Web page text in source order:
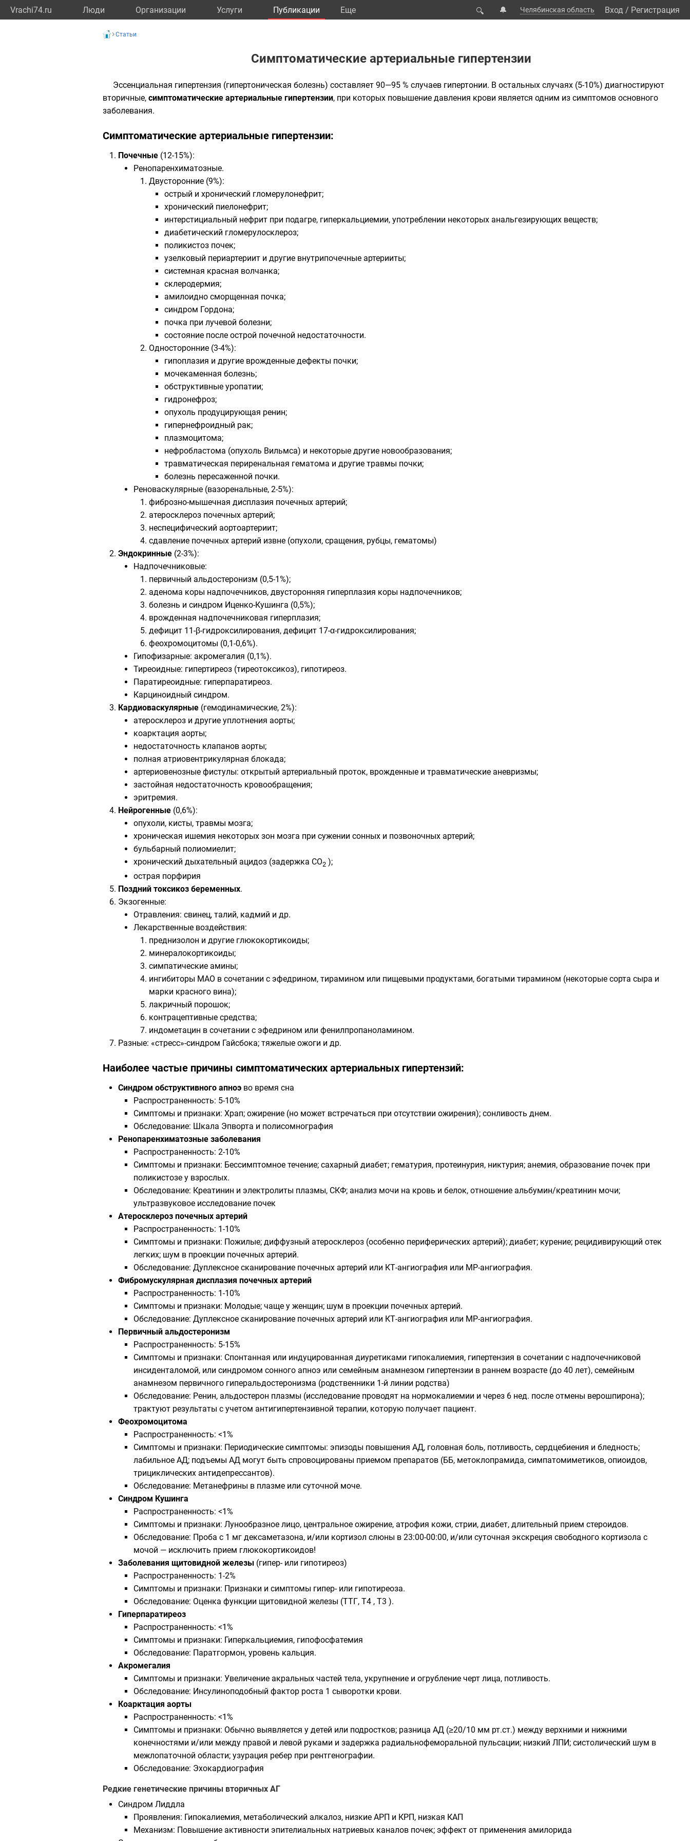
Vrachi74.ru Люди Организации Услуги Публикации Eще 🔍 🔔 Челябинская область Вход / Регистрация
Статьи
Симптоматические артериальные гипертензии
Эссенциальная гипертензия (гипертоническая болезнь) составляет 90—95 % случаев гипертонии. В остальных случаях (5-10%) диагностируют
вторичные, симптоматические артериальные гипертензии, при которых повышение давления крови является одним из симптомов основного
заболевания.
​Симптоматические артериальные гипертензии:
Почечные (12-15%):
Ренопаренхиматозные.
Двусторонние (9%):
острый и хронический гломерулонефрит;
хронический пиелонефрит;
интерстициальный нефрит при подагре, гиперкальциемии, употреблении некоторых анальгезирующих веществ;
диабетический гломерулосклероз;
поликистоз почек;
узелковый периартериит и другие внутрипочечные артерииты;
системная красная волчанка;
склеродермия;
амилоидно сморщенная почка;
синдром Гордона;
почка при лучевой болезни;
состояние после острой почечной недостаточности.
Односторонние (3-4%):
гипоплазия и другие врожденные дефекты почки;
мочекаменная болезнь;
обструктивные уропатии;
гидронефроз;
опухоль продуцирующая ренин;
гипернефроидный рак;
плазмоцитома;
нефробластома (опухоль Вильмса) и некоторые другие новообразования;
травматическая периренальная гематома и другие травмы почки;
болезнь пересаженной почки.
Реноваскулярные (вазоренальные, 2-5%):
фиброзно-мышечная дисплазия почечных артерий;
атеросклероз почечных артерий;
неспецифический аортоартериит;
сдавление почечных артерий извне (опухоли, сращения, рубцы, гематомы)
Эндокринные (2-3%):
Надпочечниковые:
первичный альдостеронизм (0,5-1%);
аденома коры надпочечников, двусторонняя гиперплазия коры надпочечников;
болезнь и синдром Иценко-Кушинга (0,5%);
врожденная надпочечниковая гиперплазия;
дефицит 11-β-гидроксилирования, дефицит 17-α-гидроксилирования;
феохромоцитомы (0,1-0,6%).
Гипофизарные: акромегалия (0,1%).
Тиреоидные: гипертиреоз (тиреотоксикоз), гипотиреоз.
Паратиреоидные: гиперпаратиреоз.
Карциноидный синдром.
Кардиоваскулярные (гемодинамические, 2%):
атеросклероз и другие уплотнения аорты;
коарктация аорты;
недостаточность клапанов аорты;
полная атриовентрикулярная блокада;
артериовенозные фистулы: открытый артериальный проток, врожденные и травматические аневризмы;
застойная недостаточность кровообращения;
эритремия.
Нейрогенные (0,6%):
опухоли, кисты, травмы мозга;
хроническая ишемия некоторых зон мозга при сужении сонных и позвоночных артерий;
бульбарный полиомиелит;
хронический дыхательный ацидоз (задержка CO2 );
острая порфирия
Поздний токсикоз беременных.
Экзогенные:
Отравления: свинец, талий, кадмий и др.
Лекарственные воздействия:
преднизолон и другие глюкокортикоиды;
минералокортикоиды;
симпатические амины;
ингибиторы МАО в сочетании с эфедрином, тирамином или пищевыми продуктами, богатыми тирамином (некоторые сорта сыра и
марки красного вина);
лакричный порошок;
контрацептивные средства;
индометацин в сочетании с эфедрином или фенилпропаноламином.
Разные: «стресс»-синдром Гайсбока; тяжелые ожоги и др.
Наиболее частые причины симптоматических артериальных гипертензий:
Синдром обструктивного апноэ во время сна
Распространенность: 5-10%
Симптомы и признаки: Храп; ожирение (но может встречаться при отсутствии ожирения); сонливость днем.
Обследование: Шкала Эпворта и полисомнография
Ренопаренхиматозные заболевания
Распространенность: 2-10%
Симптомы и признаки: Бессимптомное течение; сахарный диабет; гематурия, протеинурия, никтурия; анемия, образование почек при
поликистозе у взрослых.
Обследование: Креатинин и электролиты плазмы, СКФ; анализ мочи на кровь и белок, отношение альбумин/креатинин мочи;
ультразвуковое исследование почек
Атеросклероз почечных артерий
Распространенность: 1-10%
Симптомы и признаки: Пожилые; диффузный атеросклероз (особенно периферических артерий); диабет; курение; рецидивирующий отек
легких; шум в проекции почечных артерий.
Обследование: Дуплексное сканирование почечных артерий или КТ-ангиография или МР-ангиография.
Фибромускулярная дисплазия почечных артерий
Распространенность: 1-10%
Симптомы и признаки: Молодые; чаще у женщин; шум в проекции почечных артерий.
Обследование: Дуплексное сканирование почечных артерий или КТ-ангиография или МР-ангиография.
Первичный альдостеронизм
Распространенность: 5-15%
Симптомы и признаки: Спонтанная или индуцированная диуретиками гипокалиемия, гипертензия в сочетании с надпочечниковой
инсиденталомой, или синдромом сонного апноэ или семейным анамнезом гипертензии в раннем возрасте (до 40 лет), семейным
анамнезом первичного гиперальдостеронизма (родственники 1-й линии родства)
Обследование: Ренин, альдостерон плазмы (исследование проводят на нормокалиемии и через 6 нед. после отмены верошпирона);
трактуют результаты с учетом антигипертензивной терапии, которую получает пациент.
Феохромоцитома
Распространенность: <1%
Симптомы и признаки: Периодические симптомы: эпизоды повышения АД, головная боль, потливость, сердцебиения и бледность;
лабильное АД; подъемы АД могут быть спровоцированы приемом препаратов (ББ, метоклопрамида, симпатомиметиков, опиоидов,
трициклических антидепрессантов).
Обследование: Метанефрины в плазме или суточной моче.
Синдром Кушинга
Распространенность: <1%
Симптомы и признаки: Лунообразное лицо, центральное ожирение, атрофия кожи, стрии, диабет, длительный прием стероидов.
Обследование: Проба с 1 мг дексаметазона, и/или кортизол слюны в 23:00-00:00, и/или суточная экскреция свободного кортизола с
мочой — исключить прием глюкокортикоидов!
Заболевания щитовидной железы (гипер- или гипотиреоз)
Распространенность: 1-2%
Симптомы и признаки: Признаки и симптомы гипер- или гипотиреоза.
Обследование: Оценка функции щитовидной железы (ТТГ, Т4 , Т3 ).
Гиперпаратиреоз
Распространенность: <1%
Симптомы и признаки: Гиперкальциемия, гипофосфатемия
Обследование: Паратгормон, уровень кальция.
Акромегалия
Симптомы и признаки: Увеличение акральных частей тела, укрупнение и огрубление черт лица, потливость.
Обследование: Инсулиноподобный фактор роста 1 сыворотки крови.
Коарктация аорты
Распространенность: <1%
Симптомы и признаки: Обычно выявляется у детей или подростков; разница АД (≥20/10 мм рт.ст.) между верхними и нижними
конечностями и/или между правой и левой руками и задержка радиальнофеморальной пульсации; низкий ЛПИ; систолический шум в
межлопаточной области; узурация ребер при рентгенографии.
Обследование: Эхокардиография
Редкие генетические причины вторичных АГ
Синдром Лиддла
Проявления: Гипокалиемия, метаболический алкалоз, низкие АРП и КРП, низкая КАП
Механизм: Повышение активности эпителиальных натриевых каналов почек; эффект от применения амилорида